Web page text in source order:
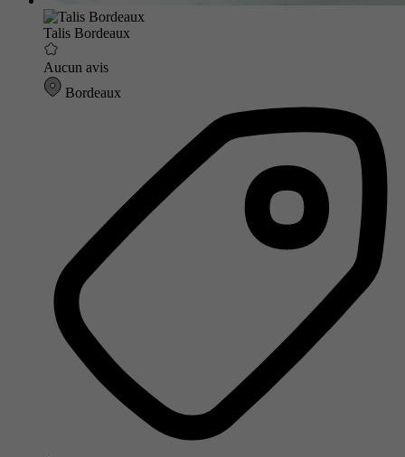
Talis Bordeaux
Aucun avis
Bordeaux